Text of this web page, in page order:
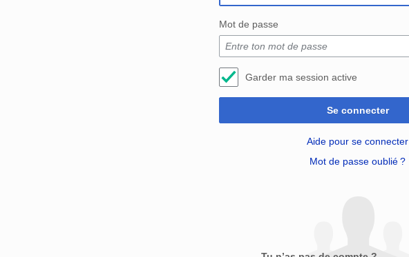
Mot de passe
Garder ma session active
Se connecter
Aide pour se connecter
Mot de passe oublié ?